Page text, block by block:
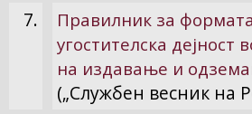
7.
Правилник за
угостителска
на издавање и
(„Службен весник на